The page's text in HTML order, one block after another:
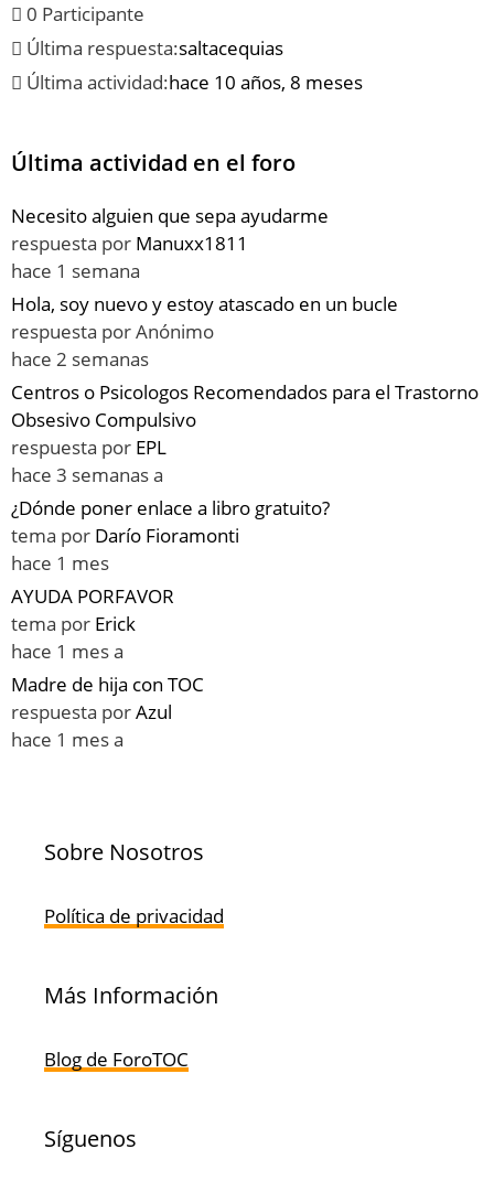
0 Participante
Última respuesta:saltacequias
Última actividad:hace 10 años, 8 meses
Última actividad en el foro
Necesito alguien que sepa ayudarme
respuesta por Manuxx1811
hace 1 semana
Hola, soy nuevo y estoy atascado en un bucle
respuesta porAnónimo
hace 2 semanas
Centros o Psicologos Recomendados para el Trastorno
Obsesivo Compulsivo
respuesta por EPL
hace 3 semanas a
¿Dónde poner enlace a libro gratuito?
tema por Darío Fioramonti
hace 1 mes
AYUDA PORFAVOR
tema por Erick
hace 1 mes a
Madre de hija con TOC
respuesta porAzul
hace 1 mes a
Sobre Nosotros
Política de privacidad
Más Información
Blog de ForoTOC
Síguenos